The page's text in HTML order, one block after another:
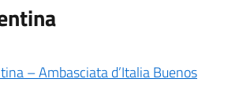
– Ambasciata d’Italia Buenos